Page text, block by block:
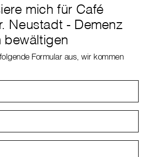
mich für Café
Neustadt - Demenz
bewältigen
Formular aus, wir kommen